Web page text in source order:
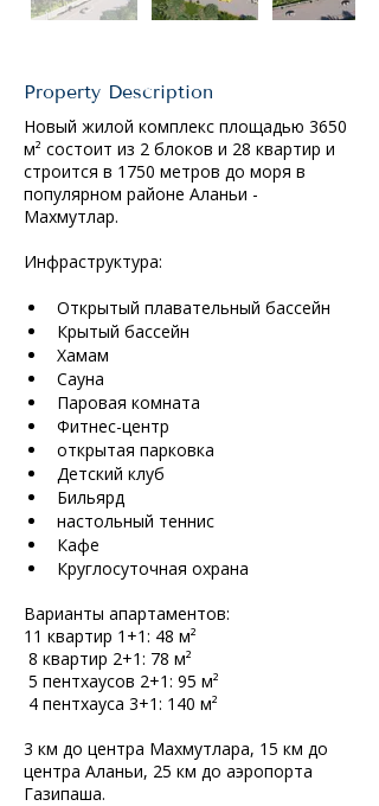
Property Description
Новый жилой комплекс площадью 3650
м² состоит из 2 блоков и 28 квартир и
строится в 1750 метров до моря в
популярном районе Аланьи -
Махмутлар.
Инфраструктура:
Открытый плавательный бассейн
Крытый бассейн
Хамам
Сауна
Паровая комната
Фитнес-центр
открытая парковка
Детский клуб
Бильярд
настольный теннис
Кафе
Круглосуточная охрана
Варианты апартаментов:
11 квартир 1+1: 48 м²
8 квартир 2+1: 78 м²
5 пентхаусов 2+1: 95 м²
4 пентхауса 3+1: 140 м²
3 км до центра Махмутлара, 15 км до
центра Аланьи, 25 км до аэропорта
Газипаша.